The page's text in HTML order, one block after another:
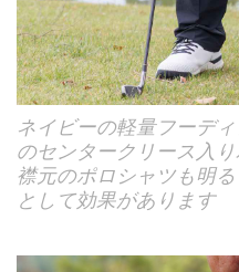
ネイビーの軽量フーデ
のセンタークリース入
襟元のポロシャツも明
として効果があります